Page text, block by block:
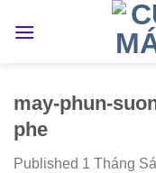
may-phun-
phe
Published 1 Tháng